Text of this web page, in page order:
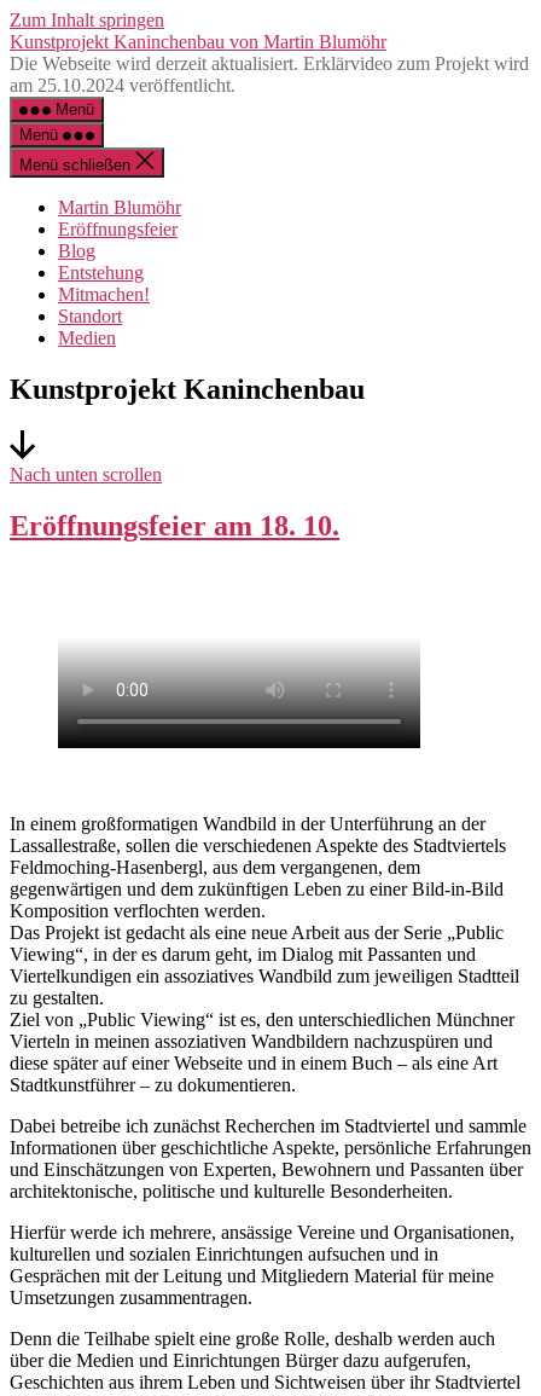
Zum Inhalt springen
Kunstprojekt Kaninchenbau von Martin Blumöhr
Die Webseite wird derzeit aktualisiert. Erklärvideo zum Projekt wird
am 25.10.2024 veröffentlicht.
Menü
Menü
Menü schließen
Martin Blumöhr
Eröffnungsfeier
Blog
Entstehung
Mitmachen!
Standort
Medien
Kunstprojekt Kaninchenbau
Nach unten scrollen
Eröffnungsfeier am 18. 10.
In einem großformatigen Wandbild in der Unterführung an der
Lassallestraße, sollen die verschiedenen Aspekte des Stadtviertels
Feldmoching-Hasenbergl, aus dem vergangenen, dem
gegenwärtigen und dem zukünftigen Leben zu einer Bild-in-Bild
Komposition verflochten werden.
Das Projekt ist gedacht als eine neue Arbeit aus der Serie „Public
Viewing“, in der es darum geht, im Dialog mit Passanten und
Viertelkundigen ein assoziatives Wandbild zum jeweiligen Stadtteil
zu gestalten.
Ziel von „Public Viewing“ ist es, den unterschiedlichen Münchner
Vierteln in meinen assoziativen Wandbildern nachzuspüren und
diese später auf einer Webseite und in einem Buch – als eine Art
Stadtkunstführer – zu dokumentieren.
Dabei betreibe ich zunächst Recherchen im Stadtviertel und sammle
Informationen über geschichtliche Aspekte, persönliche Erfahrungen
und Einschätzungen von Experten, Bewohnern und Passanten über
architektonische, politische und kulturelle Besonderheiten.
Hierfür werde ich mehrere, ansässige Vereine und Organisationen,
kulturellen und sozialen Einrichtungen aufsuchen und in
Gesprächen mit der Leitung und Mitgliedern Material für meine
Umsetzungen zusammentragen.
Denn die Teilhabe spielt eine große Rolle, deshalb werden auch
über die Medien und Einrichtungen Bürger dazu aufgerufen,
Geschichten aus ihrem Leben und Sichtweisen über ihr Stadtviertel